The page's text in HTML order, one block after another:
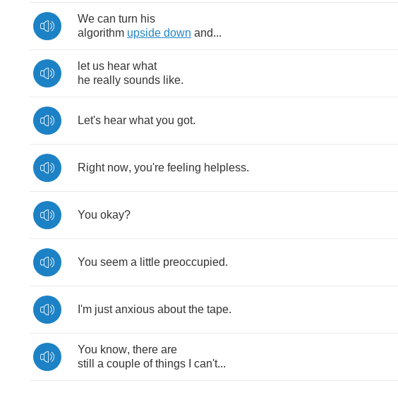
We can turn his
algorithm upside down and...
let us hear what
he really sounds like.
Let's hear what you got.
Right now, you're feeling helpless.
You okay?
You seem a little preoccupied.
I'm just anxious about the tape.
You know, there are
still
a couple of things can't...